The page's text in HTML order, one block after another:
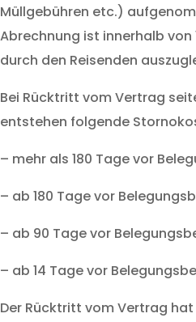
Müllgebühren etc.)
Abrechnung ist innerhalb von
durch den Reisenden
Bei Rücktritt vom Vertrag
entstehen folgende
– mehr als 180 Tage vor
– ab 180 Tage vor
– ab 90 Tage vor
– ab 14 Tage vor
Der Rücktritt vom Vertrag